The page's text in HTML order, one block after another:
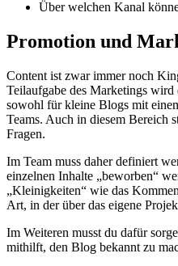
Über welchen Kanal
Promotion und
Content ist zwar immer noch
Teilaufgabe des Marketings wird
sowohl für kleine Blogs mit
Teams. Auch in diesem Bereich
Fragen.
Im Team muss daher definiert
einzelnen Inhalte „beworben“
„Kleinigkeiten“ wie das
Art, in der über das eigene
Im Weiteren musst du dafür
mithilft, den Blog bekannt zu